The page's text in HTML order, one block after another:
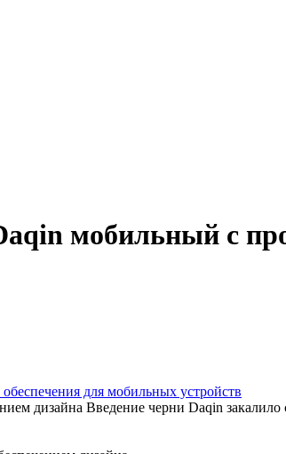
мобильный с
для мобильных устройств
дизайна Введение черни Daqin закалило